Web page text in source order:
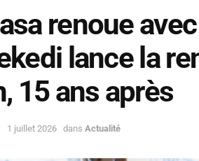
renoue
lance la
15 ans après
1 juillet 2026 dans Actualité